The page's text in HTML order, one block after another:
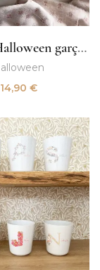
Pochon Halloween garçon
14,90 €